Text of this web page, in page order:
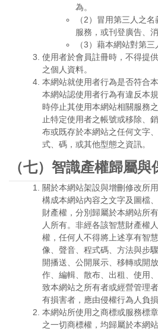
為。
（2）冒用第三人之
服務，或刊登廣告、
（3）藉本網站對第
使用者於會員註冊時，不得提
之個人資料。
本網站就使用者行為是否符合
本網站認使用者行為有違反本
時停止其使用本網站相關服務
止特定使用者之帳號或移除、
布或既存於本網站之任何文字
式、碼，或其他型態之資訊。
（七）智識產權歸屬
關於本網站架設與增刪修改所
構成本網站內容之文字及圖檔
財產權，分別歸屬於本網站所
人所有。非經各該智慧財產權
權，任何人不得將上述享有智
像、聲音、程式碼、方法與步
開播送、公開展示、移轉或開
作、編輯、散布、出租、使用
致本網站之所有者或經營管理
有損害者，應由侵權行為人負損
本網站所使用之商標或服務標
之一切商標權，均歸屬於本網站